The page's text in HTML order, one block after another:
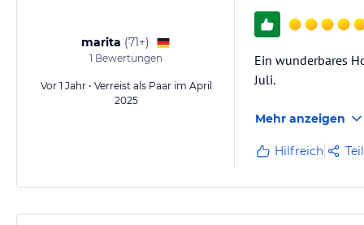
marita (71+)
1 Bewertungen
Vor 1 Jahr • Verreist als Paar im April
2025
Ein wunderbares
Juli.
Mehr anzeigen
Hilfreich